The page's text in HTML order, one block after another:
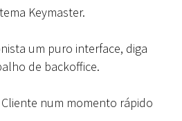
Keymaster.
um puro interface, diga
de backoffice.
num momento rápido